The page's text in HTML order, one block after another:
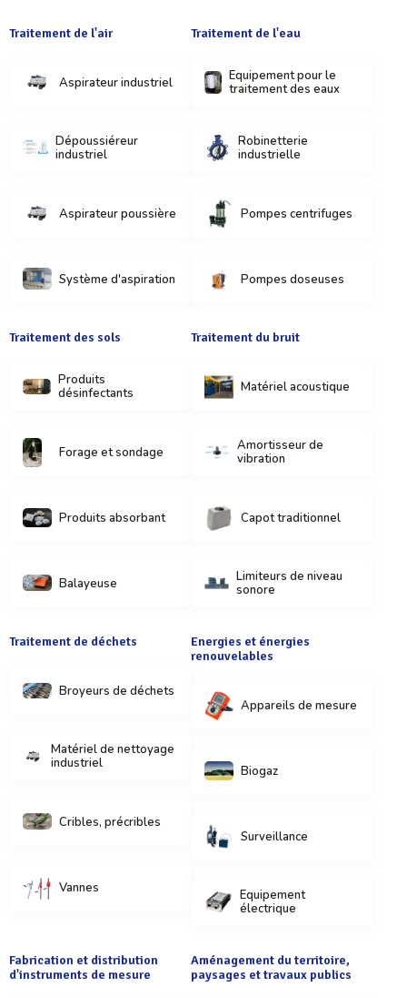
Traitement de l'air
Aspirateur industriel
Dépoussiéreur
industriel
Aspirateur poussière
Système d'aspiration
Traitement de l'eau
Equipement pour le
traitement des eaux
Robinetterie
industrielle
Pompes centrifuges
Pompes doseuses
Traitement des sols
Produits
désinfectants
Forage et sondage
Produits absorbant
Balayeuse
Traitement du bruit
Matériel acoustique
Amortisseur de
vibration
Capot traditionnel
Limiteurs de niveau
sonore
Traitement de déchets
Broyeurs de déchets
Matériel de nettoyage
industriel
Cribles, précribles
Vannes
Energies et énergies
renouvelables
Appareils de mesure
Biogaz
Surveillance
Equipement
électrique
Fabrication et distribution
d'instruments de mesure
Aménagement du territoire,
paysages et travaux publics